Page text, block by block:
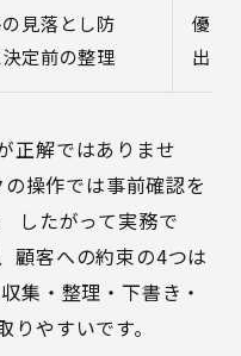
見落とし防
定前の整理
優先
出
正解ではありませ
操作では事前確認を
したがって実務で
顧客への約束の4つは
集・整理・下書き・
やすいです。